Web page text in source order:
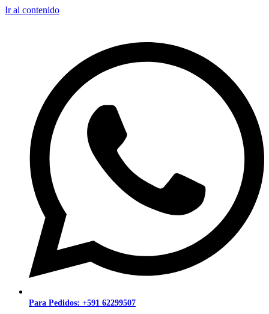
Ir al contenido
Para Pedidos: +591 62299507